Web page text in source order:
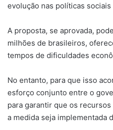
evolução nas políticas sociais
A proposta, se aprovada,
milhões de brasileiros,
tempos de dificuldades
No entanto, para que isso
esforço conjunto entre o
para garantir que os
a medida seja implementada